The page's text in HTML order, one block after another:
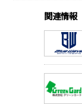
関連情報